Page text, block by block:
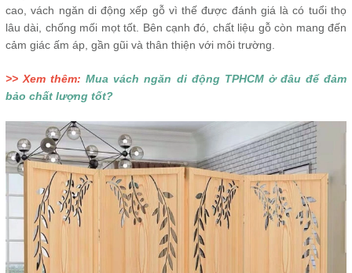
cao, vách ngăn di động xếp gỗ vì thế được đánh giá là có tuổi thọ
lâu dài, chống mối mọt tốt. Bên cạnh đó, chất liệu gỗ còn mang đến
cảm giác ấm áp, gần gũi và thân thiện với môi trường.
>> Xem thêm:Mua vách ngăn di động TPHCM ở đâu để đảm
bảo chất lượng tốt?